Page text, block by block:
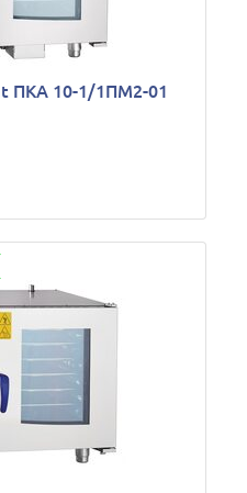
ПКА 10-1/1ПМ2-01